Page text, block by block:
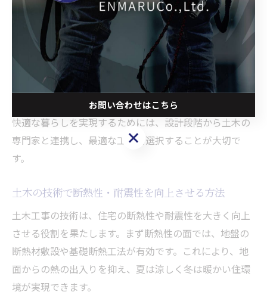
安心して暮らせる家づくりが可能となります。また、造
成段階で適切な排水や擁壁工事を行うことで、雨水によ
る浸水や地盤沈下のリスクを最小限に抑えることができ
このように、宮崎県で高性能住宅を建てる際は、地域の
環境に適応した土木工事が不可欠です。長期的な安心と
快適な暮らしを実現するためには、設計段階から土木の
専門家と連携し、最適な工法を選択することが大切で
す。
土木の技術で断熱性・耐震性を向上させる方法
土木工事の技術は、住宅の断熱性や耐震性を大きく向上
させる役割を果たします。まず断熱性の面では、地盤の
断熱材敷設や基礎断熱工法が有効です。これにより、地
面からの熱の出入りを抑え、夏は涼しく冬は暖かい住環
境が実現できます。
お問い合わせはこちら
お問い合わせはこちら